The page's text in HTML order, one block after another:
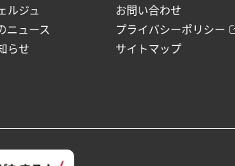
ルジュ
ニュース
らせ
お問い合わせ
プライバシーポリシー
サイトマップ